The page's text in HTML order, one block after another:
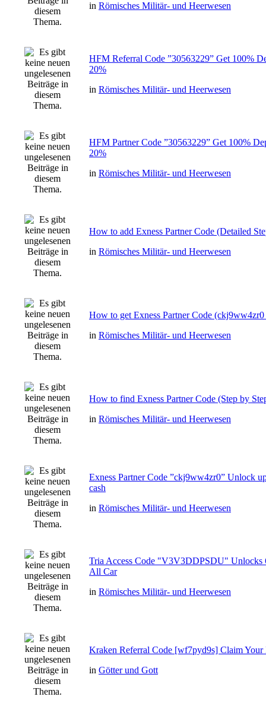
in Römisches Militär- und Heerwesen
HFM Referral Code ”30563229” Get 100%
20%
in Römisches Militär- und Heerwesen
HFM Partner Code ”30563229” Get 100%
20%
in Römisches Militär- und Heerwesen
How to add Exness Partner Code (Detailed
in Römisches Militär- und Heerwesen
How to get Exness Partner Code
in Römisches Militär- und Heerwesen
How to find Exness Partner Code (Step by
in Römisches Militär- und Heerwesen
Exness Partner Code ”ckj9ww4zr0” Unlock
cash
in Römisches Militär- und Heerwesen
Tria Access Code "V3V3DDPSDU" Unlocks
All Car
in Römisches Militär- und Heerwesen
Kraken Referral Code [wf7pyd9s] Claim
in Götter und Gott